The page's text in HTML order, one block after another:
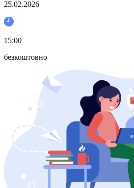
25.02.2026
15:00
безкоштовно